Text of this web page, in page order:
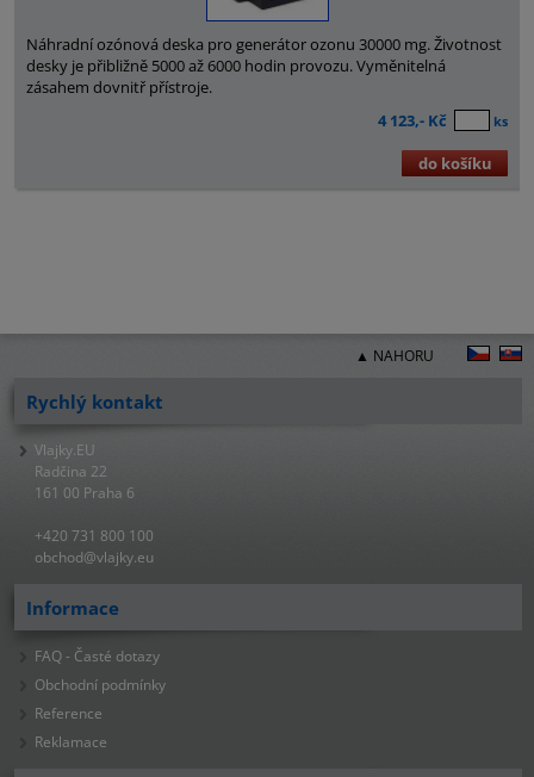
Náhradní ozónová deska pro generátor ozonu 30000 mg. Životnost
desky je přibližně 5000 až 6000 hodin provozu. Vyměnitelná
zásahem dovnitř přístroje.
4 123,- Kč
ks
do košíku
▲ NAHORU
Rychlý kontakt
Vlajky.EU
Radčina 22
161 00 Praha 6
+420 731 800 100
obchod@vlajky.eu
Informace
FAQ - Časté dotazy
Obchodní podmínky
Reference
Reklamace